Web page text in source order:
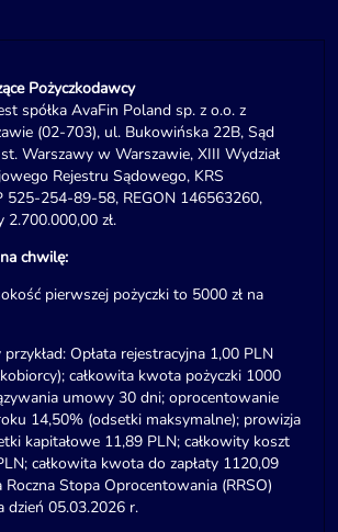
Pożyczkodawcy
spółka AvaFin Poland sp. z o.o. z
(02-703), ul. Bukowińska 22B, Sąd
Warszawy w Warszawie, XIII Wydział
Rejestru Sądowego, KRS
525-254-89-58, REGON 146563260,
2.700.000,00 zł.
chwilę:
pierwszej pożyczki to 5000 zł na
Opłata rejestracyjna 1,00 PLN
całkowita kwota pożyczki 1000
umowy 30 dni; oprocentowanie
14,50% (odsetki maksymalne); prowizja
kapitałowe 11,89 PLN; całkowity koszt
całkowita kwota do zapłaty 1120,09
Roczna Stopa Oprocentowania (RRSO)
dzień 05.03.2026 r.